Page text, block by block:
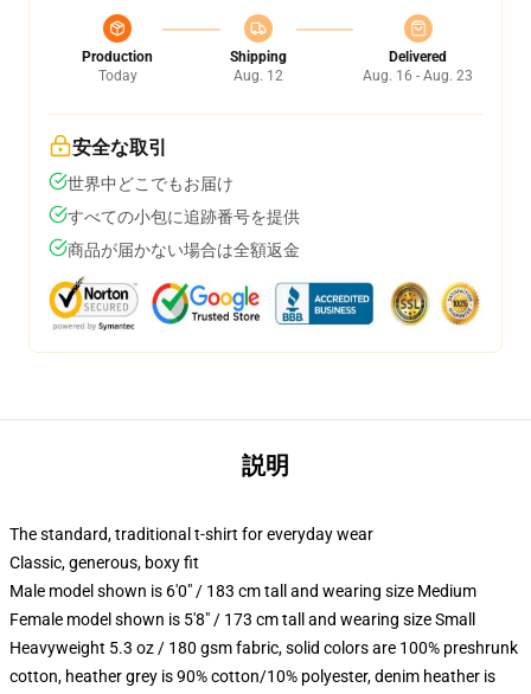
Production
Today
Shipping
Aug. 12
Delivered
Aug. 16 - Aug. 23
安全な取引
世界中どこでもお届け
すべての小包に追跡番号を提供
商品が届かない場合は全額返金
説明
The standard, traditional t-shirt for everyday wear
Classic, generous, boxy fit
Male model shown is 6'0" / 183 cm tall and wearing size Medium
Female model shown is 5'8" / 173 cm tall and wearing size Small
Heavyweight 5.3 oz / 180 gsm fabric, solid colors are 100% preshrunk
cotton, heather grey is 90% cotton/10% polyester, denim heather is